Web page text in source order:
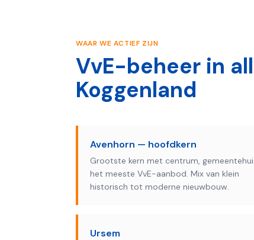
WAAR WE ACTIEF ZIJN
VvE-beheer in
Koggenland
Avenhorn — hoofdkern
Grootste kern met centrum,
het meeste VvE-aanbod. Mix van klein
historisch tot moderne nieuwbouw.
Ursem